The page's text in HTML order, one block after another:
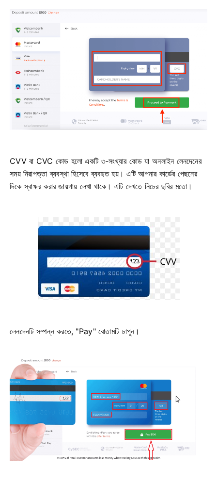
CVV বা СVC কোড হলো একটি ৩-সংখ্যার কোড যা অনলাইন লেনদেনের
সময় নিরাপত্তা ব্যবস্থা হিসেবে ব্যবহৃত হয়। এটি আপনার কার্ডের পেছনের
দিকে স্বাক্ষর করার জায়গায় লেখা থাকে। এটি দেখতে নিচের ছবির মতো।
লেনদেনটি সম্পন্ন করতে, "Pay" বোতামটি চাপুন।